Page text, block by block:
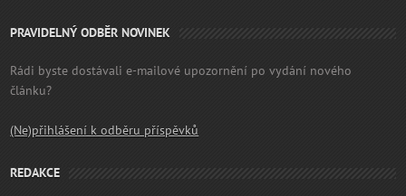
PRAVIDELNÝ ODBĚR NOVINEK
Rádi byste dostávali e-mailové upozornění po vydání nového
článku?
(Ne)přihlášení k odběru příspěvků
REDAKCE